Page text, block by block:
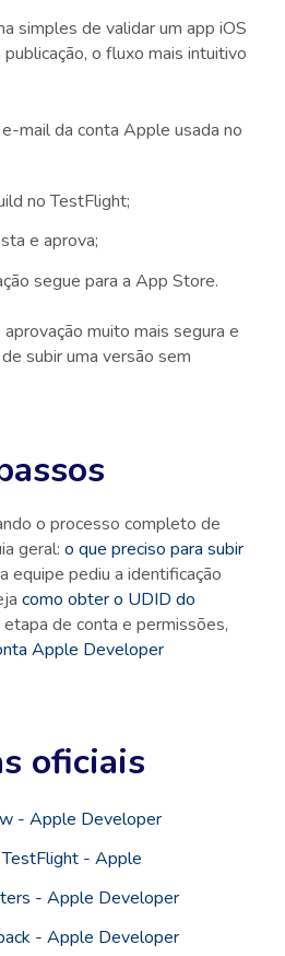
simples de validar um app iOS
o fluxo mais intuitivo
mail da conta Apple usada no
no TestFlight;
e aprova;
segue para a App Store.
muito mais segura e
subir uma versão sem
o processo completo de
geral: o que preciso para subir
equipe pediu a identificação
como obter o UDID do
etapa de conta e permissões,
Apple Developer
oficiais
- Apple Developer
- Apple
- Apple Developer
- Apple Developer